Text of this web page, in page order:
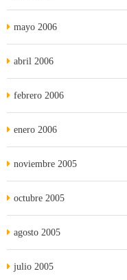
mayo 2006
abril 2006
febrero 2006
enero 2006
noviembre 2005
octubre 2005
agosto 2005
julio 2005